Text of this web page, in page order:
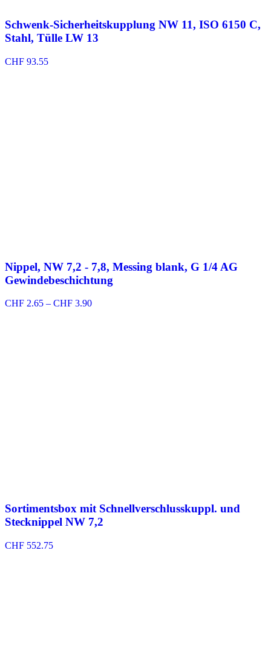
Schwenk-Sicherheitskupplung NW 11, ISO 6150 C,
Stahl, Tülle LW 13
CHF 93.55
Nippel, NW 7,2 - 7,8, Messing blank, G 1/4 AG
Gewindebeschichtung
CHF 2.65 – CHF 3.90Preisspanne:
Sortimentsbox mit Schnellverschlusskuppl. und
Stecknippel NW 7,2
CHF 552.75